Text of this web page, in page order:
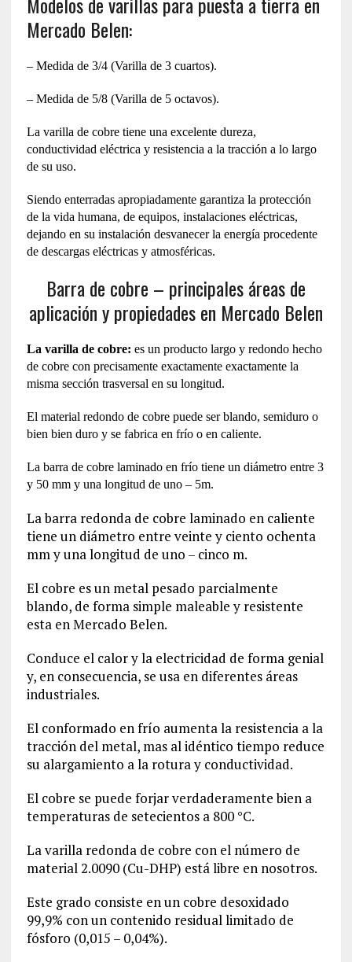
Mercado Belen:
– Medida de 3/4 (Varilla de 3 cuartos).
– Medida de 5/8 (Varilla de 5 octavos).
La varilla de cobre tiene una excelente dureza,
conductividad eléctrica y resistencia a la tracción a lo largo
de su uso.
Siendo enterradas apropiadamente garantiza la protección
de la vida humana, de equipos, instalaciones eléctricas,
dejando en su instalación desvanecer la energía procedente
de descargas eléctricas y atmosféricas.
Barra de cobre – principales áreas de
aplicación y propiedades en Mercado Belen
La varilla de cobre: es un producto largo y redondo hecho
de cobre con precisamente exactamente exactamente la
misma sección trasversal en su longitud.
El material redondo de cobre puede ser blando, semiduro o
bien bien duro y se fabrica en frío o en caliente.
La barra de cobre laminado en frío tiene un diámetro entre 3
y 50 mm y una longitud de uno – 5m.
La barra redonda de cobre laminado en caliente
tiene un diámetro entre veinte y ciento ochenta
mm y una longitud de uno – cinco m.
El cobre es un metal pesado parcialmente
blando, de forma simple maleable y resistente
esta en Mercado Belen.
Conduce el calor y la electricidad de forma genial
y, en consecuencia, se usa en diferentes áreas
industriales.
El conformado en frío aumenta la resistencia a la
tracción del metal, mas al idéntico tiempo reduce
su alargamiento a la rotura y conductividad.
El cobre se puede forjar verdaderamente bien a
temperaturas de setecientos a 800 °C.
La varilla redonda de cobre con el número de
material2.0090(Cu-DHP) está libre en nosotros.
Este grado consiste en un cobre desoxidado
99,9% con un contenido residual limitado de
fósforo (0,015 – 0,04%).